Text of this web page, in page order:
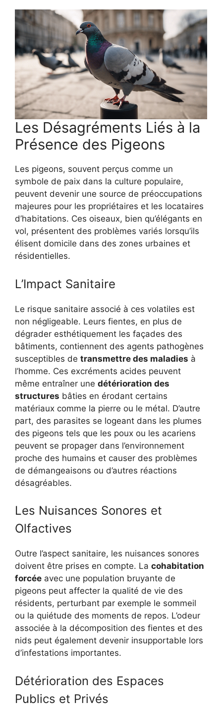
Les Désagréments Liés à la
Présence des Pigeons
Les pigeons, souvent perçus comme un
symbole de paix dans la culture populaire,
peuvent devenir une source de préoccupations
majeures pour les propriétaires et les locataires
d’habitations. Ces oiseaux, bien qu’élégants en
vol, présentent des problèmes variés lorsqu’ils
élisent domicile dans des zones urbaines et
résidentielles.
L’Impact Sanitaire
Le risque sanitaire associé à ces volatiles est
non négligeable. Leurs fientes, en plus de
dégrader esthétiquement les façades des
bâtiments, contiennent des agents pathogènes
susceptibles de transmettre des maladies à
l’homme. Ces excréments acides peuvent
même entraîner une détérioration des
structures bâties en érodant certains
matériaux comme la pierre ou le métal. D’autre
part, des parasites se logeant dans les plumes
des pigeons tels que les poux ou les acariens
peuvent se propager dans l’environnement
proche des humains et causer des problèmes
de démangeaisons ou d’autres réactions
désagréables.
Les Nuisances Sonores et
Olfactives
Outre l’aspect sanitaire, les nuisances sonores
doivent être prises en compte. La cohabitation
forcée avec une population bruyante de
pigeons peut affecter la qualité de vie des
résidents, perturbant par exemple le sommeil
ou la quiétude des moments de repos. L’odeur
associée à la décomposition des fientes et des
nids peut également devenir insupportable lors
d’infestations importantes.
Détérioration des Espaces
Publics et Privés